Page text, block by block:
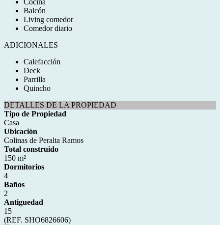
Cocina
Balcón
Living comedor
Comedor diario
ADICIONALES
Calefacción
Deck
Parrilla
Quincho
DETALLES DE LA PROPIEDAD
Tipo de Propiedad
Casa
Ubicación
Colinas de Peralta Ramos
Total construido
150 m²
Dormitorios
4
Baños
2
Antiguedad
15
(REF. SHO6826606)